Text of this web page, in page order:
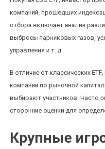
компаний, прошедших
отбора включает анализ
выбросы парниковых газов,
управления и т. д.
В отличие от классических
компании по рыночной
выбирают участников. Часто
сторонние оценки для
Крупные